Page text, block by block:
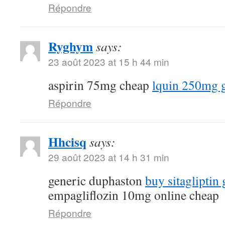
Répondre
Ryghymsays:
23 août 2023 at 15 h 44 min
aspirin 75mg cheap lquin 250mg
Répondre
Hhcisq says:
29 août 2023 at 14 h 31 min
generic duphastonbuy sitagliptin
empagliflozin 10mg online cheap
Répondre